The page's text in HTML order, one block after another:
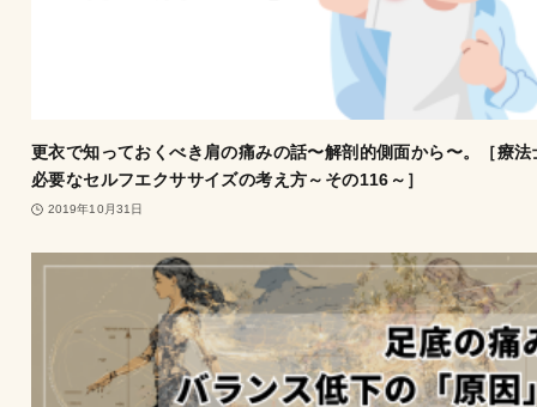
更衣で知っておくべき肩の痛みの話〜解剖的側面から〜。［療法
必要なセルフエクササイズの考え方～その116～］
2019年10月31日